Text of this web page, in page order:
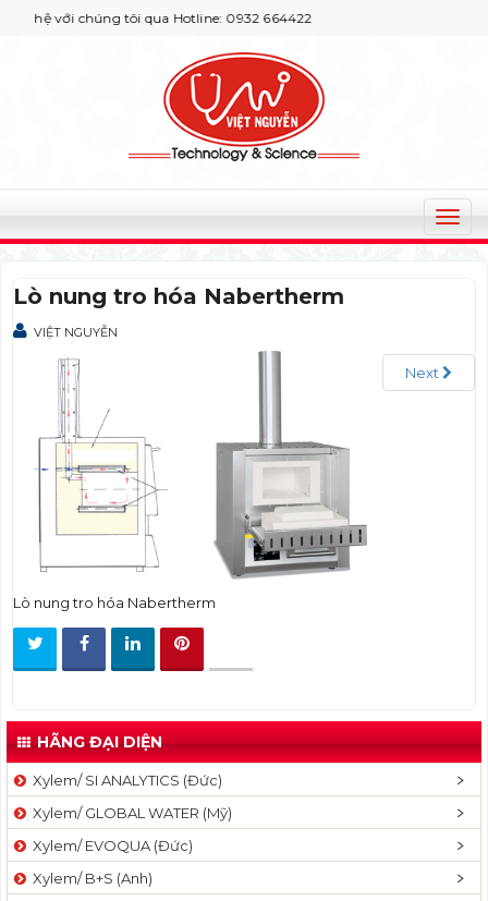
với chúng tôi qua Hotline: 0932 664422
T
o
n
a
Lò nung tro hóa Nabertherm
VIỆT NGUYỄN
Next
Lò nung tro hóa Nabertherm
HÃNG ĐẠI DIỆN
Xylem/ SI ANALYTICS (Đức)
Xylem/ GLOBAL WATER (Mỹ)
Xylem/ EVOQUA (Đức)
Xylem/ B+S (Anh)